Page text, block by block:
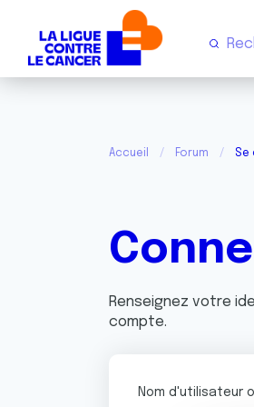
Accueil Forum Se
Renseignez votre
compte.
Nom d'utilisateur